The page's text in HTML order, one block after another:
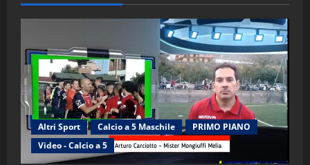
Altri Sport Calcio a 5 Maschile
PRIMO PIANO
Video - Calcio a 5